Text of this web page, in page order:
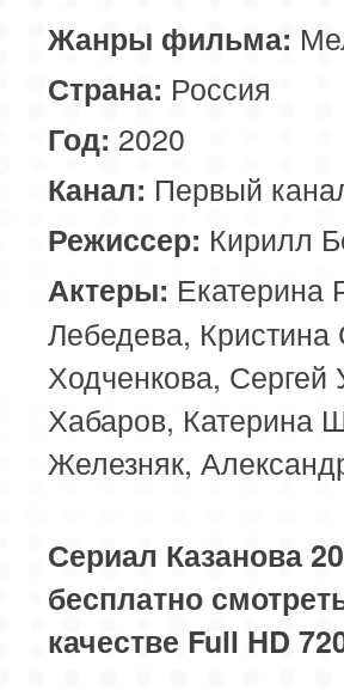
Жанры фильма:
Страна: Россия
Год: 2020
Канал: Первый
Режиссер: Кирилл
Актеры: Екатерина
Лебедева,
Ходченкова,
Хабаров, Катерина
Железняк,
Сериал Казанова
бесплатно
качестве Full HD